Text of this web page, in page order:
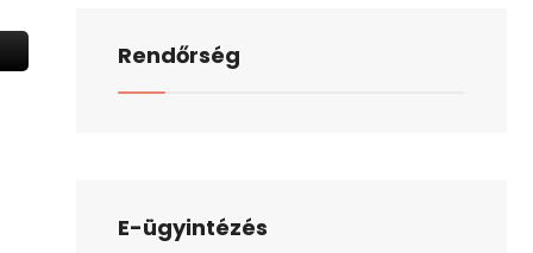
Rendőrség
E-ügyintézés